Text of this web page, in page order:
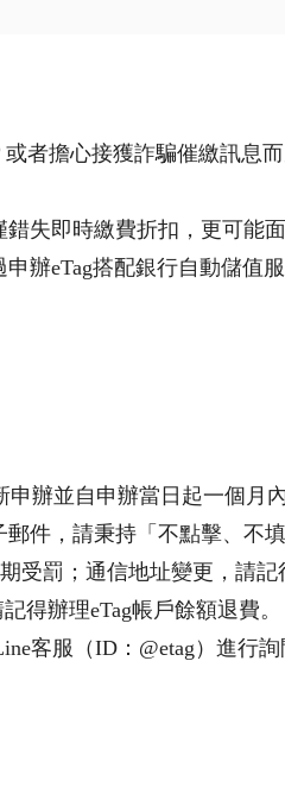
者擔心接獲詐騙催繳訊息
失即時繳費折扣，更可能
eTag搭配銀行自動儲值
辦並自申辦當日起一個月
件，請秉持「不點擊、不
受罰；通信地址變更，請
得辦理eTag帳戶餘額退費。
客服（ID：@etag）進行